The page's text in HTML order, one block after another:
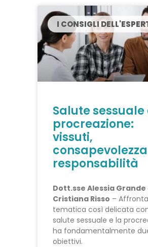
I CONSIGLI
Salute sessuale
procreazione:
vissuti,
responsabilità
Dott.sse Alessia Grande
Cristiana Risso –
tematica così delicata
salute sessuale e la
ha fondamentalmente
obiettivi.